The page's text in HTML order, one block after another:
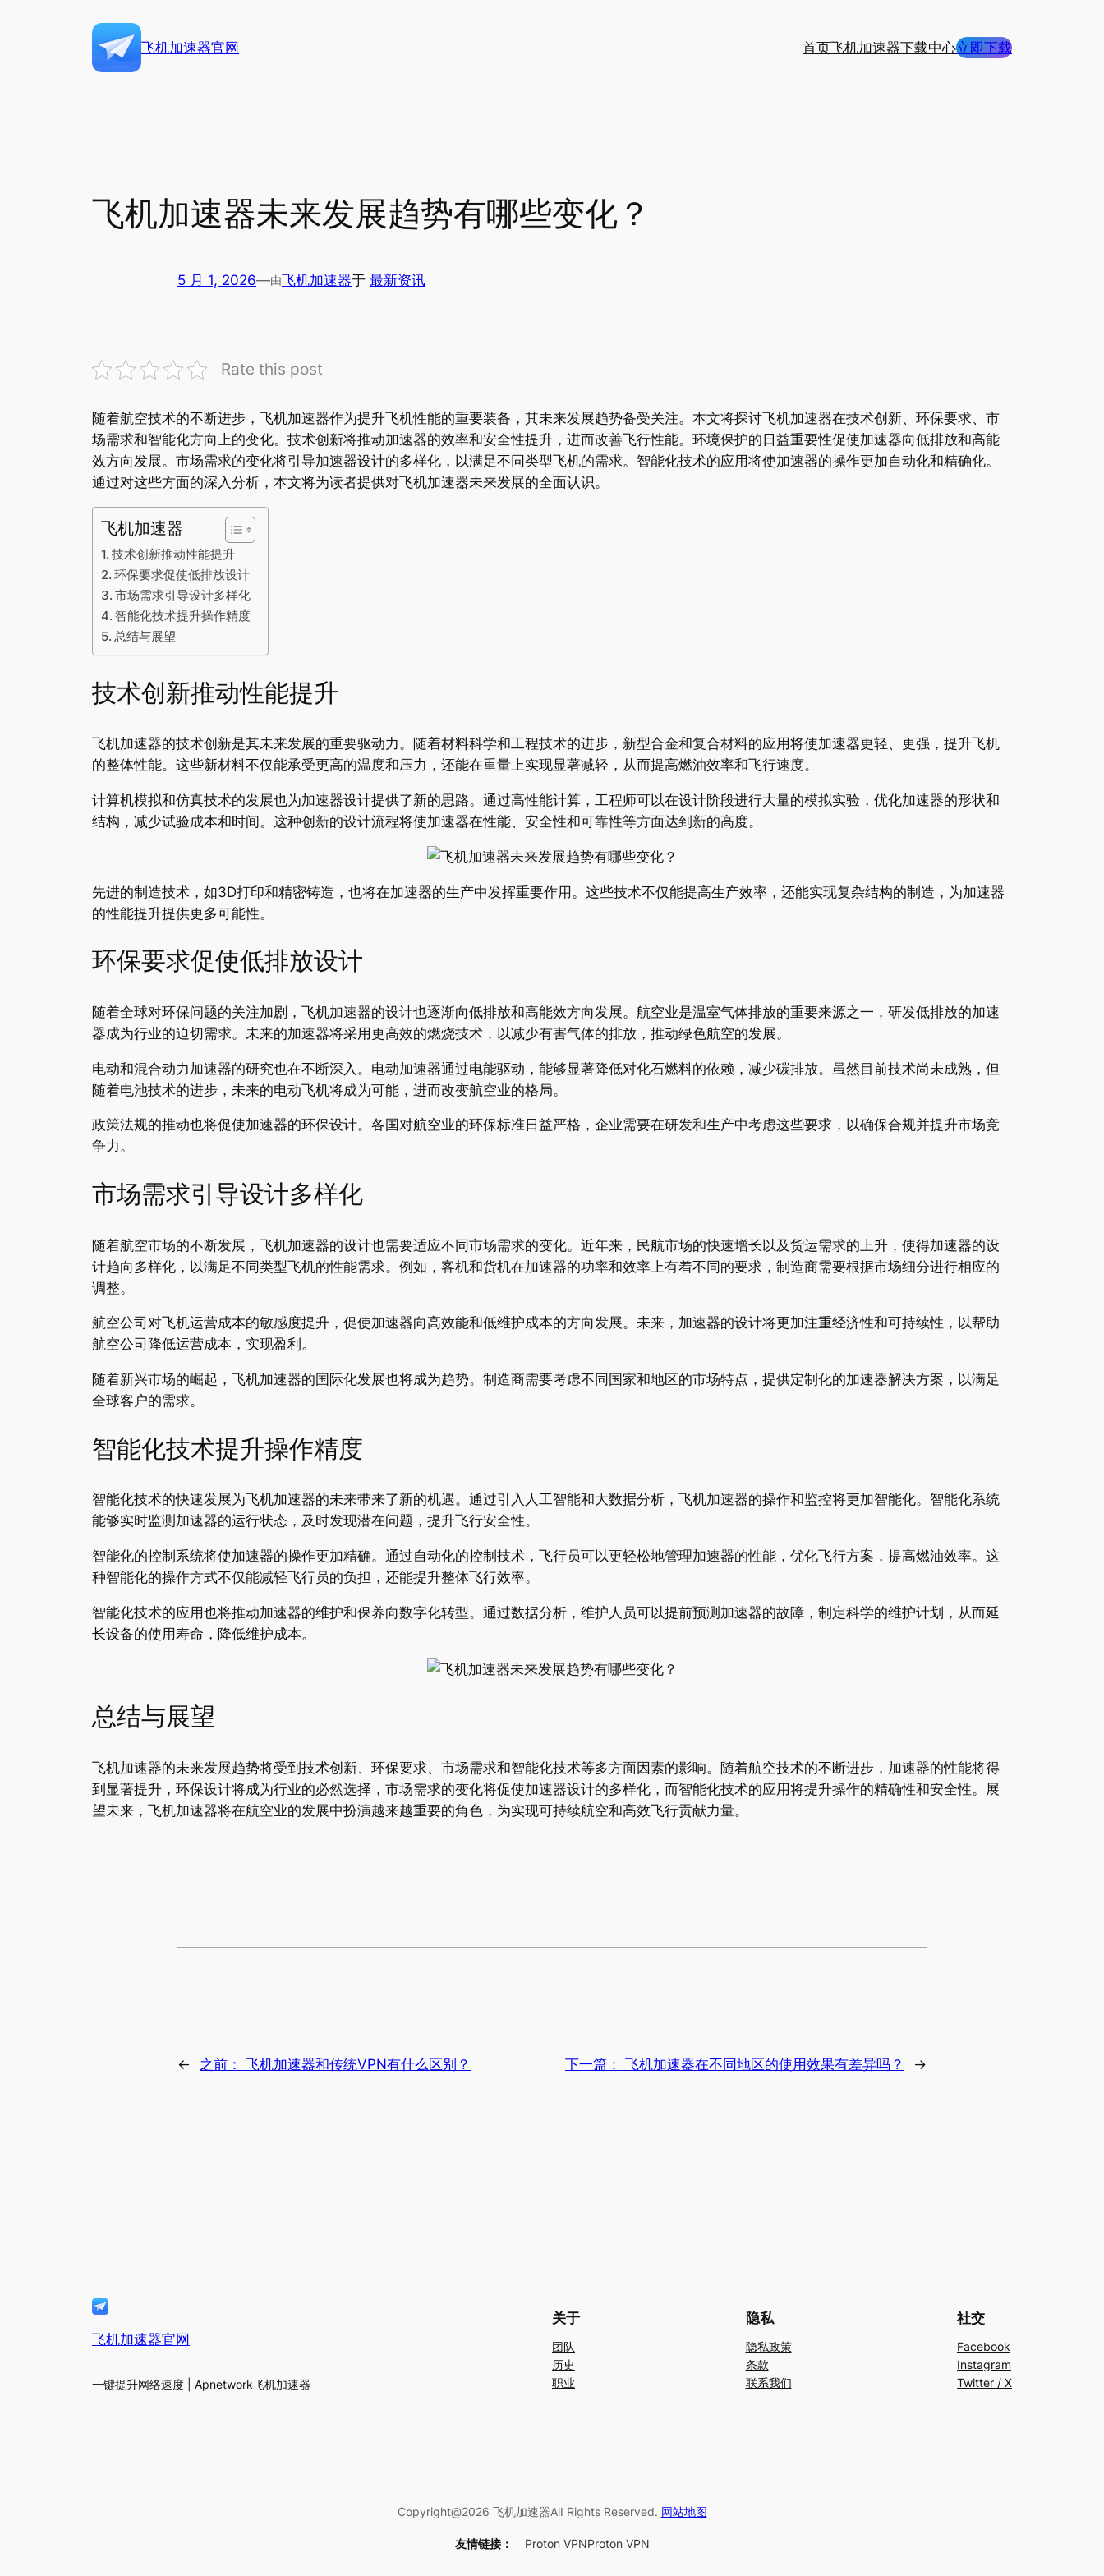
飞机加速器官网 首页飞机加速器下载中心立即下载
飞机加速器未来发展趋势有哪些变化？
5 月 1, 2026—由飞机加速器于 最新资讯
Rate this post
随着航空技术的不断进步，飞机加速器作为提升飞机性能的重要装备，其未来发展趋势备受关注。本文将探讨飞机加速器在技术创新、环保要求、市
场需求和智能化方向上的变化。技术创新将推动加速器的效率和安全性提升，进而改善飞行性能。环境保护的日益重要性促使加速器向低排放和高能
效方向发展。市场需求的变化将引导加速器设计的多样化，以满足不同类型飞机的需求。智能化技术的应用将使加速器的操作更加自动化和精确化。
通过对这些方面的深入分析，本文将为读者提供对飞机加速器未来发展的全面认识。
飞机加速器
技术创新推动性能提升
环保要求促使低排放设计
市场需求引导设计多样化
智能化技术提升操作精度
总结与展望
技术创新推动性能提升
飞机加速器的技术创新是其未来发展的重要驱动力。随着材料科学和工程技术的进步，新型合金和复合材料的应用将使加速器更轻、更强，提升飞机
的整体性能。这些新材料不仅能承受更高的温度和压力，还能在重量上实现显著减轻，从而提高燃油效率和飞行速度。
计算机模拟和仿真技术的发展也为加速器设计提供了新的思路。通过高性能计算，工程师可以在设计阶段进行大量的模拟实验，优化加速器的形状和
结构，减少试验成本和时间。这种创新的设计流程将使加速器在性能、安全性和可靠性等方面达到新的高度。
先进的制造技术，如3D打印和精密铸造，也将在加速器的生产中发挥重要作用。这些技术不仅能提高生产效率，还能实现复杂结构的制造，为加速器
的性能提升提供更多可能性。
环保要求促使低排放设计
随着全球对环保问题的关注加剧，飞机加速器的设计也逐渐向低排放和高能效方向发展。航空业是温室气体排放的重要来源之一，研发低排放的加速
器成为行业的迫切需求。未来的加速器将采用更高效的燃烧技术，以减少有害气体的排放，推动绿色航空的发展。
电动和混合动力加速器的研究也在不断深入。电动加速器通过电能驱动，能够显著降低对化石燃料的依赖，减少碳排放。虽然目前技术尚未成熟，但
随着电池技术的进步，未来的电动飞机将成为可能，进而改变航空业的格局。
政策法规的推动也将促使加速器的环保设计。各国对航空业的环保标准日益严格，企业需要在研发和生产中考虑这些要求，以确保合规并提升市场竞
争力。
市场需求引导设计多样化
随着航空市场的不断发展，飞机加速器的设计也需要适应不同市场需求的变化。近年来，民航市场的快速增长以及货运需求的上升，使得加速器的设
计趋向多样化，以满足不同类型飞机的性能需求。例如，客机和货机在加速器的功率和效率上有着不同的要求，制造商需要根据市场细分进行相应的
调整。
航空公司对飞机运营成本的敏感度提升，促使加速器向高效能和低维护成本的方向发展。未来，加速器的设计将更加注重经济性和可持续性，以帮助
航空公司降低运营成本，实现盈利。
随着新兴市场的崛起，飞机加速器的国际化发展也将成为趋势。制造商需要考虑不同国家和地区的市场特点，提供定制化的加速器解决方案，以满足
全球客户的需求。
智能化技术提升操作精度
智能化技术的快速发展为飞机加速器的未来带来了新的机遇。通过引入人工智能和大数据分析，飞机加速器的操作和监控将更加智能化。智能化系统
能够实时监测加速器的运行状态，及时发现潜在问题，提升飞行安全性。
智能化的控制系统将使加速器的操作更加精确。通过自动化的控制技术，飞行员可以更轻松地管理加速器的性能，优化飞行方案，提高燃油效率。这
种智能化的操作方式不仅能减轻飞行员的负担，还能提升整体飞行效率。
智能化技术的应用也将推动加速器的维护和保养向数字化转型。通过数据分析，维护人员可以提前预测加速器的故障，制定科学的维护计划，从而延
长设备的使用寿命，降低维护成本。
总结与展望
飞机加速器的未来发展趋势将受到技术创新、环保要求、市场需求和智能化技术等多方面因素的影响。随着航空技术的不断进步，加速器的性能将得
到显著提升，环保设计将成为行业的必然选择，市场需求的变化将促使加速器设计的多样化，而智能化技术的应用将提升操作的精确性和安全性。展
望未来，飞机加速器将在航空业的发展中扮演越来越重要的角色，为实现可持续航空和高效飞行贡献力量。
← 之前： 飞机加速器和传统VPN有什么区别？ 下一篇： 飞机加速器在不同地区的使用效果有差异吗？ →
飞机加速器官网
一键提升网络速度 | Apnetwork飞机加速器
关于
团队
历史
职业
隐私
隐私政策
条款
联系我们
社交
Facebook
Instagram
Twitter / X
Copyright@2026 飞机加速器AlI Rights Reserved. 网站地图
友情链接： Proton VPNProton VPN